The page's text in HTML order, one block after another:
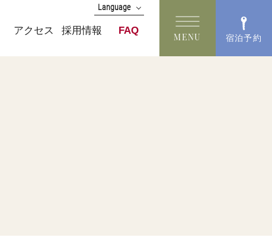
アクセス 採用情報 FAQ
MENU 宿泊予約
Language